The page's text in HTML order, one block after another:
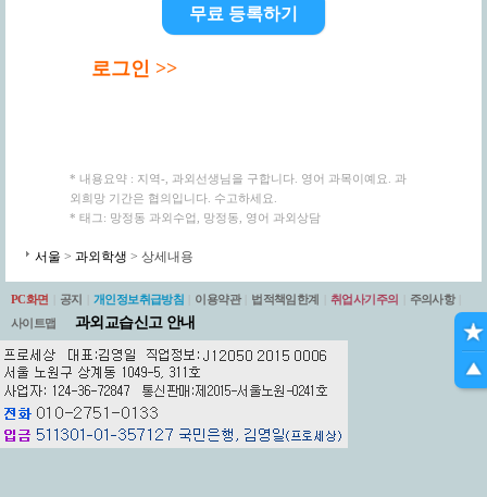
무료 등록하기
로그인 >>
* 내용요약 : 지역-, 과외선생님을 구합니다. 영어 과목이예요. 과
외희망 기간은 협의입니다. 수고하세요.
* 태그: 망정동 과외수업, 망정동, 영어 과외상담
서울 > 과외학생 > 상세내용
PC화면 공지 개인정보취급방침 이용약관 법적책임한계 취업사기주의 주의사항
사이트맵
과외교습신고 안내